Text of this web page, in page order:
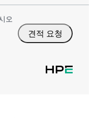
오
견적 요청